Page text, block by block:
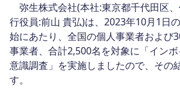
弥生株式会社(本社:東京都千代田区
行役員:前山 貴弘)は、2023年10月1日
始にあたり、全国の個人事業者および
事業者、合計2,500名を対象に「イン
意識調査」を実施しましたので、その
す。